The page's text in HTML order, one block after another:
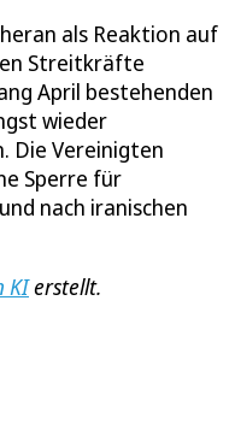
als Reaktion auf
Streitkräfte
April bestehenden
wieder
Die Vereinigten
Sperre für
nach iranischen
KIerstellt.